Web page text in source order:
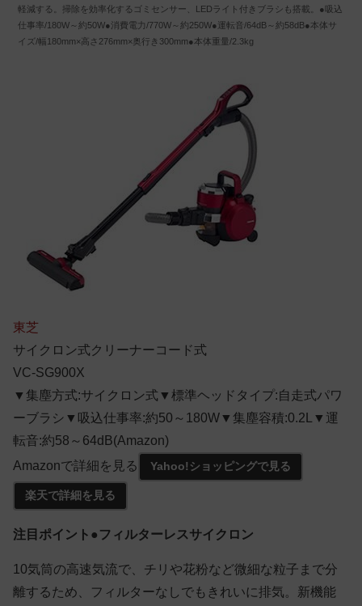
軽減する。掃除を効率化するゴミセンサー、LEDライト付きブラシも搭載。●吸込
仕事率/180W～約50W●消費電力/770W～約250W●運転音/64dB～約58dB●本体サ
イズ/幅180mm×高さ276mm×奥行き300mm●本体重量/2.3kg
東芝
サイクロン式クリーナーコード式
VC-SG900X
▼集塵方式:サイクロン式▼標準ヘッドタイプ:自走式パワ
ーブラシ▼吸込仕事率:約50～180W▼集塵容積:0.2L▼運
転音:約58～64dB(Amazon)
Amazonで詳細を見る
Yahoo!ショッピングで見る
楽天で詳細を見る
注目ポイント●フィルターレスサイクロン
10気筒の高速気流で、チリや花粉など微細な粒子まで分
離するため、フィルターなしでもきれいに排気。新機能